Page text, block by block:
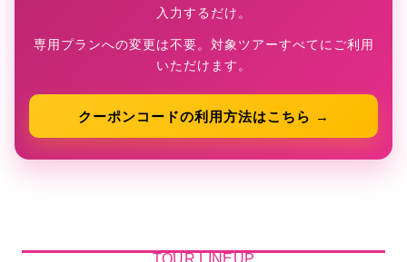
入力するだけ。
専用プランへの変更は不要。対象ツアーすべてにご利用
いただけます。
クーポンコードの利用方法はこちら →
TOUR LINEUP